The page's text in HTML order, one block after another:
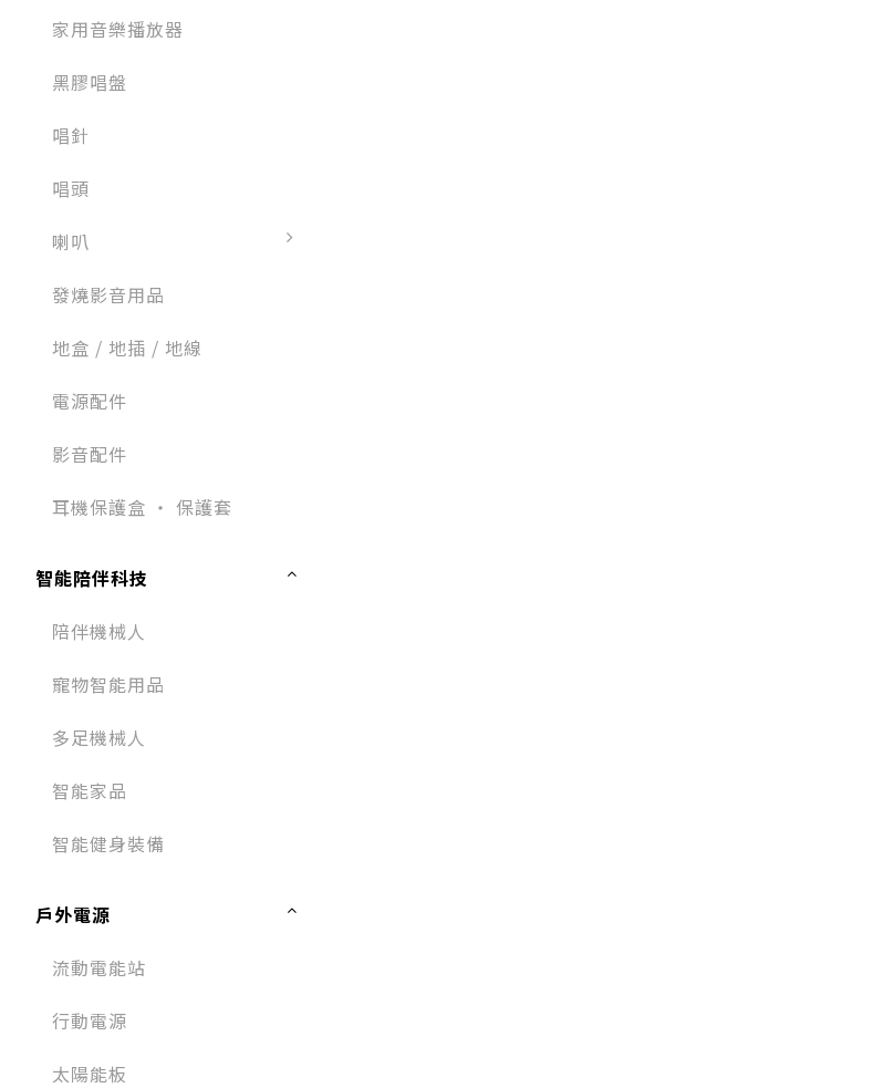
家用音樂播放器
黑膠唱盤
唱針
唱頭
喇叭
發燒影音用品
地盒 / 地插 / 地線
電源配件
影音配件
耳機保護盒 ‧ 保護套
智能陪伴科技
陪伴機械人
寵物智能用品
多足機械人
智能家品
智能健身裝備
戶外電源
流動電能站
行動電源
太陽能板